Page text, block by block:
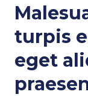
turpis
eget